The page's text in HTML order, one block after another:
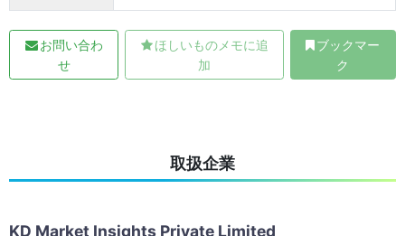
お問い合わ
せ
ほしいものメモに追
加
ブックマー
ク
取扱企業
KD Market Insights Private Limited